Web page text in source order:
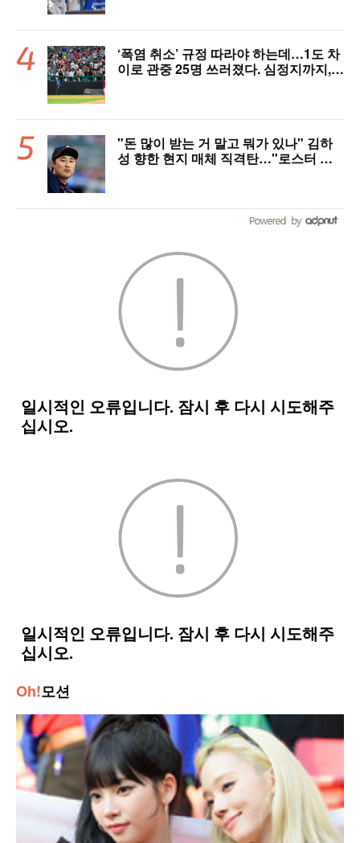
‘폭염 취소’ 규정 따라야 하는데…1도 차
이로 관중 25명 쓰러졌다. 심정지까지,
"돈 많이 받는 거 말고 뭐가 있나" 김하
성 향한 현지 매체 직격탄…"로스터 한
Oh!모션